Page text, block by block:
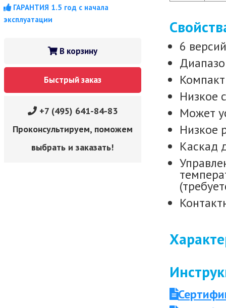
ГАРАНТИЯ 1.5 год с начала
эксплуатации
В корзину
Быстрый заказ
+7 (495) 641-84-83
Проконсультируем, поможем
выбрать и заказать!
6
Низкое
Может
Низкое
Каскад